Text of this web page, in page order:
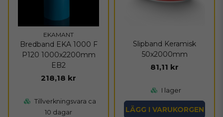
EKAMANT
Bredband EKA 1000 F
P120 1000x2200mm
EB2
218,18 kr
Tillverkningsvara ca
10 dagar
Slipband Keramisk
50x2000mm
81,11 kr
I lager
LÄGG I VARUKORGEN